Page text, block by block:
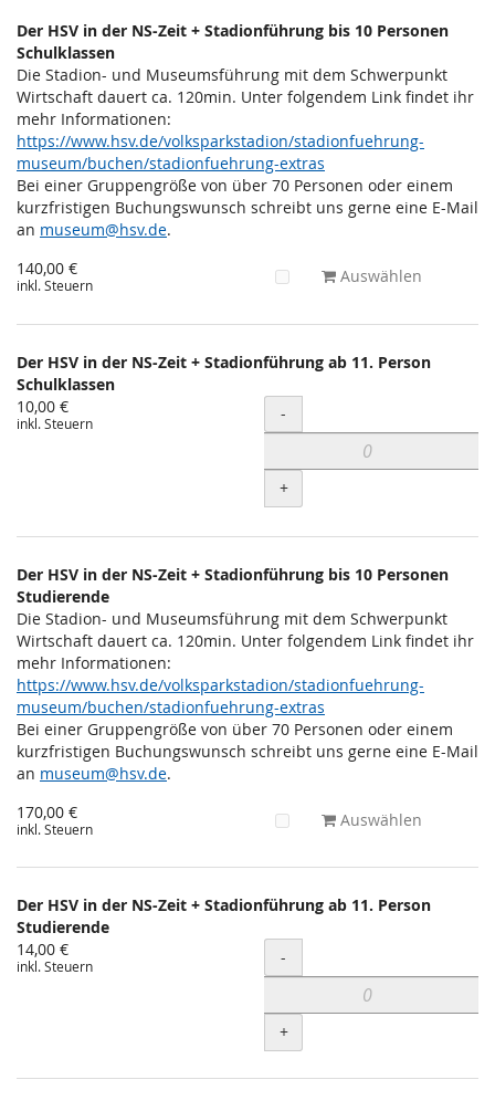
Der HSV in der NS-Zeit + Stadionführung bis 10 Personen
Schulklassen
Die Stadion- und Museumsführung mit dem Schwerpunkt
Wirtschaft dauert ca. 120min. Unter folgendem Link findet ihr
mehr Informationen:
https://www.hsv.de/volksparkstadion/stadionfuehrung-
museum/buchen/stadionfuehrung-extras
Bei einer Gruppengröße von über 70 Personen oder einem
kurzfristigen Buchungswunsch schreibt uns gerne eine E-Mail
an museum@hsv.de.
140,00 €
inkl. Steuern Auswählen
Der HSV in der NS-Zeit + Stadionführung ab 11. Person
Schulklassen
10,00 €
inkl. Steuern Menge
-
+
Der HSV in der NS-Zeit + Stadionführung bis 10 Personen
Studierende
Die Stadion- und Museumsführung mit dem Schwerpunkt
Wirtschaft dauert ca. 120min. Unter folgendem Link findet ihr
mehr Informationen:
https://www.hsv.de/volksparkstadion/stadionfuehrung-
museum/buchen/stadionfuehrung-extras
Bei einer Gruppengröße von über 70 Personen oder einem
kurzfristigen Buchungswunsch schreibt uns gerne eine E-Mail
an museum@hsv.de.
170,00 €
inkl. Steuern Auswählen
Der HSV in der NS-Zeit + Stadionführung ab 11. Person
Studierende
14,00 €
inkl. Steuern Menge
-
+